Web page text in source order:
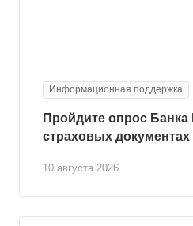
Информационная поддержка
10 августа 2026
Пройдите опрос Банка
страховых документах